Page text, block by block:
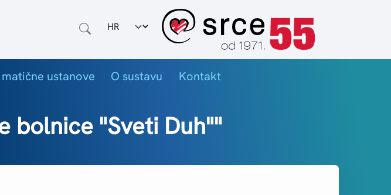
Odabir jezika
ustanove O sustavu Kontakt
bolnice "Sveti Duh""